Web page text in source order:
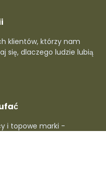
klientów, którzy nam
się, dlaczego ludzie lubią
i topowe marki -